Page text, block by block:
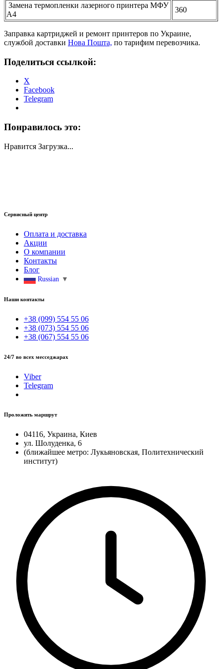
Замена термопленки лазерного принтера МФУ
А4
360
Заправка картриджей и ремонт принтеров по Украине,
службой доставки Нова Пошта, по тарифим перевозчика.
Поделиться ссылкой:
X
Facebook
Telegram
Понравилось это:
Нравится Загрузка...
Сервисный центр
Оплата и доставка
Акции
О компании
Контакты
Блог
Russian ▼
Наши контакты
+38 (099) 554 55 06
+38 (073) 554 55 06
+38 (067) 554 55 06
24/7 во всех месседжарах
Viber
Telegram
Проложить маршрут
04116, Украина, Киев
ул. Шолуденка, 6
(ближайшее метро: Лукьяновская, Политехнический
институт)